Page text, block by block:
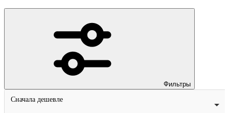
Фильтры
Сначала дешевле